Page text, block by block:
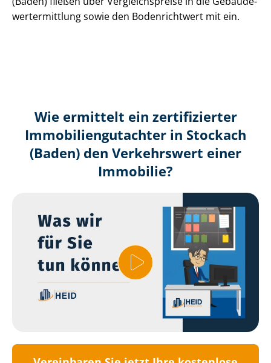
wert­ermitt­lung sowie den Bodenrichtwert mit ein.
Wie ermittelt ein zertifizierter
Immobilien­gutachter in Stockach
(Baden) den Verkehrswert einer
Immobilie?